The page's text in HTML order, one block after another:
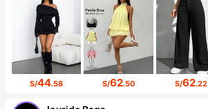
S/44.58 S/62.50 S/62.22